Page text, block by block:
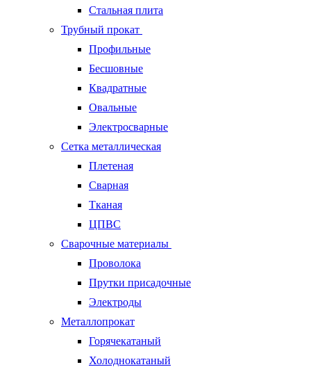
Стальная плита
Трубный прокат
Профильные
Бесшовные
Квадратные
Овальные
Электросварные
Сетка металлическая
Плетеная
Сварная
Тканая
ЦПВС
Сварочные материалы
Проволока
Прутки присадочные
Электроды
Металлопрокат
Горячекатаный
Холоднокатаный